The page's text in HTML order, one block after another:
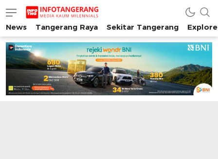
INFO TANGERANG
Media Kaum Millenials Tangerang Raya
News Tangerang Raya Sekitar Tangerang